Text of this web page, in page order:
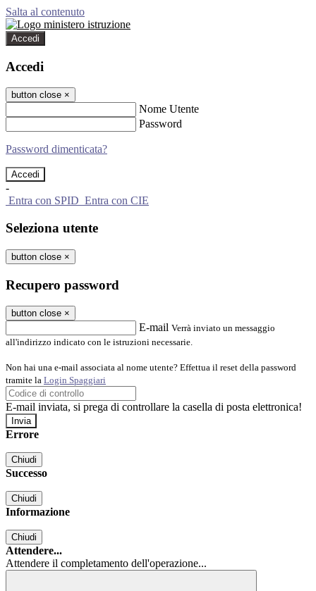
Salta al contenuto
Accedi
Accedi
button close ×
Nome Utente
Password
Password dimenticata?
-
Entra con SPID Entra con CIE
Seleziona utente
button close ×
Recupero password
button close ×
E-mail Verrà inviato un messaggio
all'indirizzo indicato con le istruzioni necessarie.
Non hai una e-mail associata al nome utente? Effettua il reset della password
tramite la Login Spaggiari
E-mail inviata, si prega di controllare la casella di posta elettronica!
Errore
Chiudi
Successo
Chiudi
Informazione
Chiudi
Attendere...
Attendere il completamento dell'operazione...